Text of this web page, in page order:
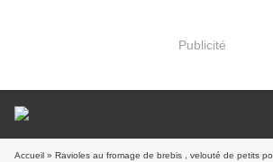
Publicité
Accueil » Ravioles au fromage de brebis , velouté de petits